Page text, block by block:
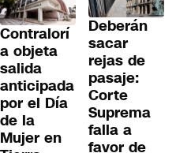
Contralorí
a objeta
salida
anticipada
por el Día
de la
Mujer en
Deberán
sacar
rejas de
pasaje:
Corte
Suprema
falla a
favor de